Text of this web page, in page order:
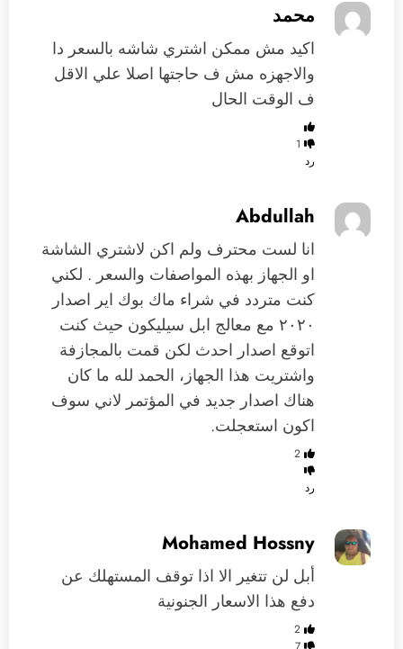
محمد
اكيد مش ممكن اشتري شاشه بالسعر دا
والاجهزه مش ف حاجتها اصلا علي الاقل
ف الوقت الحال
1
رد
Abdullah
انا لست محترف ولم اكن لاشتري الشاشة
او الجهاز بهذه المواصفات والسعر . لكني
كنت متردد في شراء ماك بوك اير اصدار
٢٠٢٠ مع معالج ابل سيليكون حيث كنت
اتوقع اصدار احدث لكن قمت بالمجازفة
واشتريت هذا الجهاز، الحمد لله ما كان
هناك اصدار جديد في المؤتمر لاني سوف
اكون استعجلت.
2
رد
Mohamed Hossny
أبل لن تتغير الا اذا توقف المستهلك عن
دفع هذا الاسعار الجنونية
2